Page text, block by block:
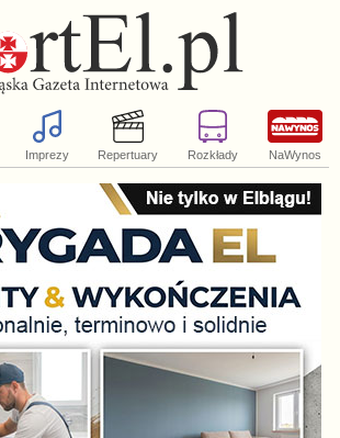
Imprezy Repertuary Rozkłady NaWynos